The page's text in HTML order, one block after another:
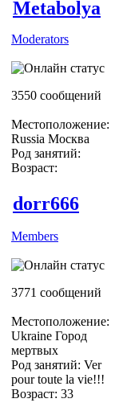
Metabolya
Moderators
3550 сообщений
Местоположение:
Russia Москва
Род занятий:
Возраст:
dorr666
Members
3771 сообщений
Местоположение:
Ukraine Город
мертвых
Род занятий: Ver
pour toute la vie!!!
Возраст: 33